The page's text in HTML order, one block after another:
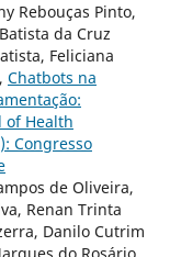
Rebouças Pinto,
da Cruz
Feliciana
Chatbots na
of Health
Congresso
de Oliveira,
Renan Trinta
Danilo Cutrim